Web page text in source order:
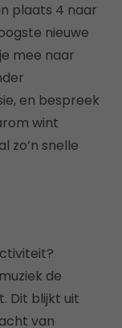
plaats 4 naar
nieuwe
mee naar
en bespreek
wint
zo’n snelle
de
Dit blijkt uit
van